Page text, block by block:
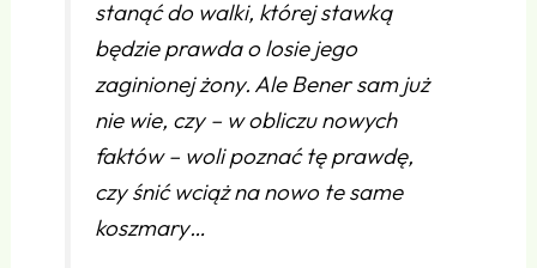
stanąć do walki, której stawką
będzie prawda o losie jego
zaginionej żony. Ale Bener sam już
nie wie, czy – w obliczu nowych
faktów – woli poznać tę prawdę,
czy śnić wciąż na nowo te same
koszmary…